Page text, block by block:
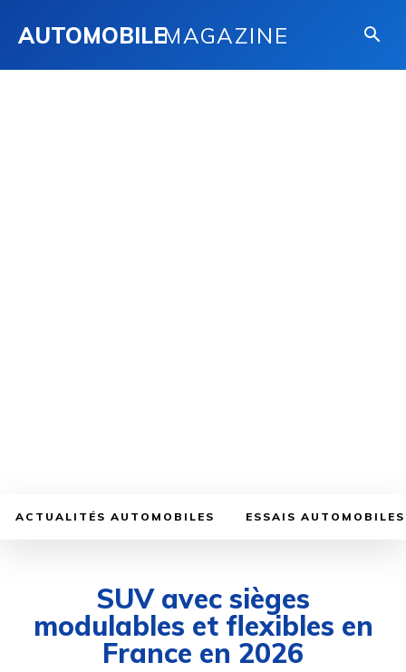
AUTOMOBILEMAGAZINE
ACTUALITÉS AUTOMOBILES ESSAIS AUTOMOBILES
SUV avec sièges
modulables et flexibles en
France en 2026